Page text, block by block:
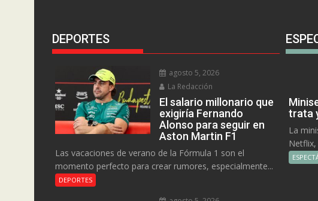
DEPORTES
agosto 5, 2026
La Redacción
El salario millonario que
exigiría Fernando
Alonso para seguir en
Aston Martin F1
Las vacaciones de verano de la Fórmula 1 son el
momento perfecto para crear rumores, especialmente...
DEPORTES
trata
La